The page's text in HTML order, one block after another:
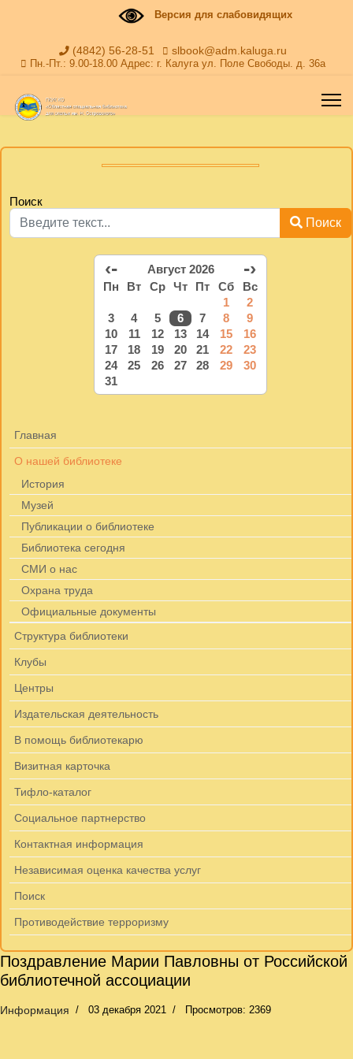
Версия для слабовидящих
(4842) 56-28-51 slbook@adm.kaluga.ru
Пн.-Пт.: 9.00-18.00 Адрес: г. Калуга ул. Поле Свободы. д. 36а
Поиск
Поиск
‹- Август 2026 -›
Пн Вт Ср Чт Пт Сб
Вс
1
2
3
4 5 6 7 8
9
10
11 12 13 14 15
16
17
18 19 20 21 22
23
24
25 26 27 28 29
30
31
Главная
О нашей библиотеке
История
Музей
Публикации о библиотеке
Библиотека сегодня
СМИ о нас
Охрана труда
Официальные документы
Структура библиотеки
Клубы
Центры
Издательская деятельность
В помощь библиотекарю
Визитная карточка
Тифло-каталог
Социальное партнерство
Контактная информация
Независимая оценка качества услуг
Поиск
Противодействие терроризму
Поздравление Марии Павловны от Российской
библиотечной ассоциации
Информация 03 декабря 2021 Просмотров: 2369